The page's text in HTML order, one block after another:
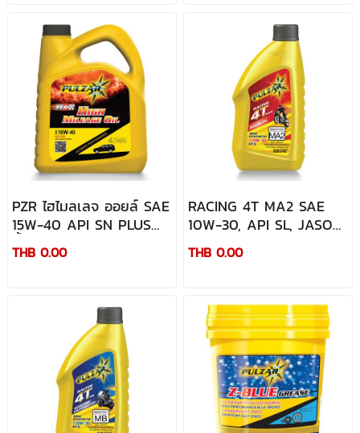
เครื่องยนต์ NGV / LPG
เครื่องยนต์ไฮบริดและอีโค
PZR ไฮไมลเลจ ออยล์ SAE
15W-40 API SN PLUS
น้ำมันเครื่องเกรดรวม
สำหรับเครื่องยนต์เบนซิน
THB 0.00
RACING 4T MA2 SAE
10W-30, API SL, JASO
MA2
THB 0.00